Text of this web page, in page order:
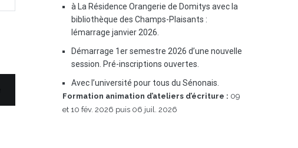
à La Résidence Orangerie de Domitys avec la
bibliothèque des Champs-Plaisants :
lémarrage janvier 2026.
Démarrage 1er semestre 2026 d’une nouvelle
session. Pré-inscriptions ouvertes.
Avec l’université pour tous du Sénonais.
Formation animation d’ateliers d’écriture : 09
et 10 fév. 2026 puis 06 juil. 2026